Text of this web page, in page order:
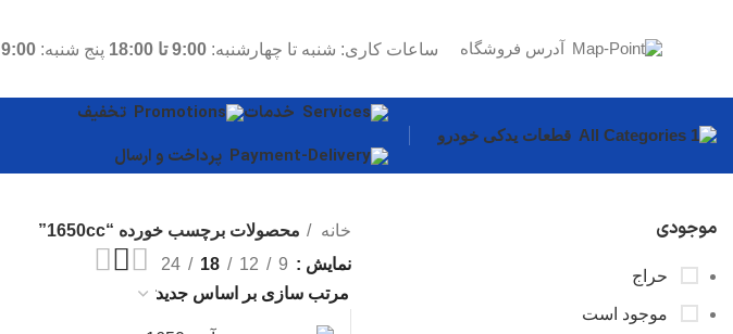
آدرس فروشگاه ساعات کاری: شنبه تا چهارشنبه: 9:00 تا 18:00 پنج شنبه: 9:00 تا 13:00
قطعات یدکی خودرو
خدمات
تخفیف
پرداخت و ارسال
موجودی
حراج
موجود است
خانه
محصولات برچسب خورده “1650cc”
نمایش
9
12
18
24